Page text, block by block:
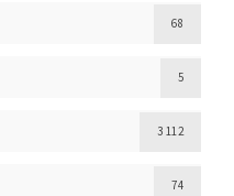
68
5
3 112
74